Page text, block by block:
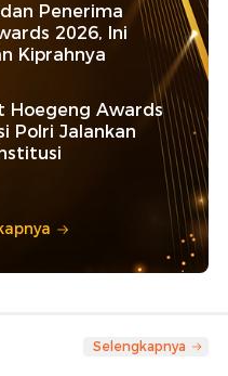
Penerima
2026, Ini
Kiprahnya
Hoegeng Awards
Polri Jalankan
Selengkapnya